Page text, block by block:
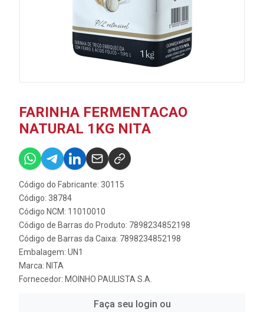
FARINHA FERMENTACAO
NATURAL 1KG NITA
Código do Fabricante: 30115
Código: 38784
Código NCM: 11010010
Código de Barras do Produto: 7898234852198
Código de Barras da Caixa: 7898234852198
Embalagem: UN1
Marca: NITA
Fornecedor: MOINHO PAULISTA S.A.
Faça seu login ou